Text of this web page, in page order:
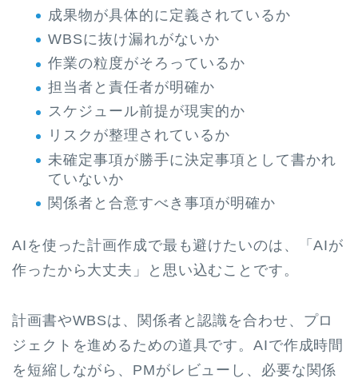
成果物が具体的に定義されているか
WBSに抜け漏れがないか
作業の粒度がそろっているか
担当者と責任者が明確か
スケジュール前提が現実的か
リスクが整理されているか
未確定事項が勝手に決定事項として書かれ
ていないか
関係者と合意すべき事項が明確か
AIを使った計画作成で最も避けたいのは、「AIが
作ったから大丈夫」と思い込むことです。
計画書やWBSは、関係者と認識を合わせ、プロ
ジェクトを進めるための道具です。AIで作成時間
を短縮しながら、PMがレビューし、必要な関係